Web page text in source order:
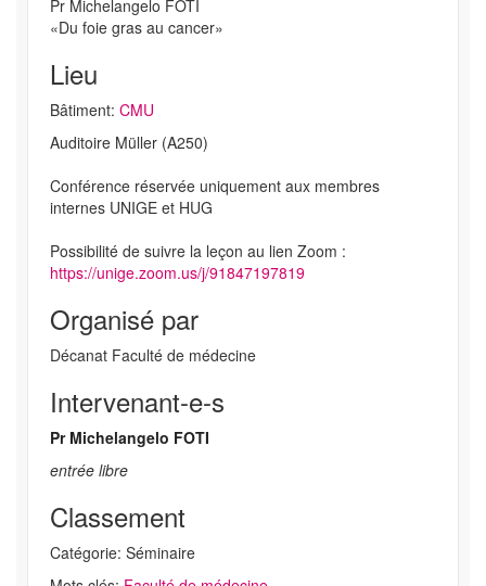
Pr Michelangelo FOTI
«Du foie gras au cancer»
Lieu
Bâtiment: CMU
Auditoire Müller (A250)
Conférence réservée uniquement aux membres
internes UNIGE et HUG
Possibilité de suivre la leçon au lien Zoom :
https://unige.zoom.us/j/91847197819
Organisé par
Décanat Faculté de médecine
Intervenant-e-s
Pr Michelangelo FOTI
entrée libre
Classement
Catégorie: Séminaire